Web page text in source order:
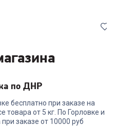
Робот-пылесос TEFAL
RG8227WH
по ДНР
бесплатно при заказе на
товара от 5 кг. По Горловке и
заказе от 10000 руб